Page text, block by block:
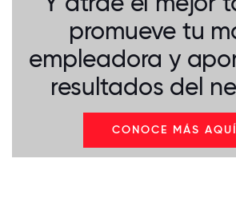
promueve tu
empleadora y
resultados del
CONOCE MÁS AQUÍ